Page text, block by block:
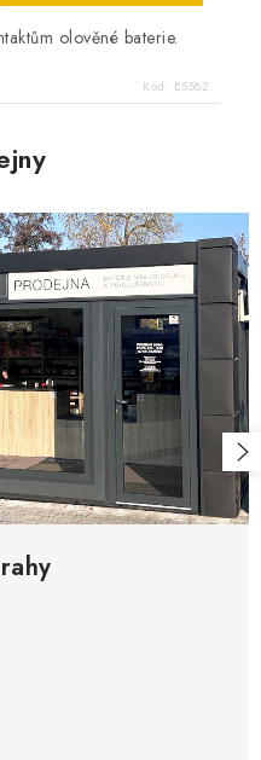
olověné baterie.
Kód: E5582